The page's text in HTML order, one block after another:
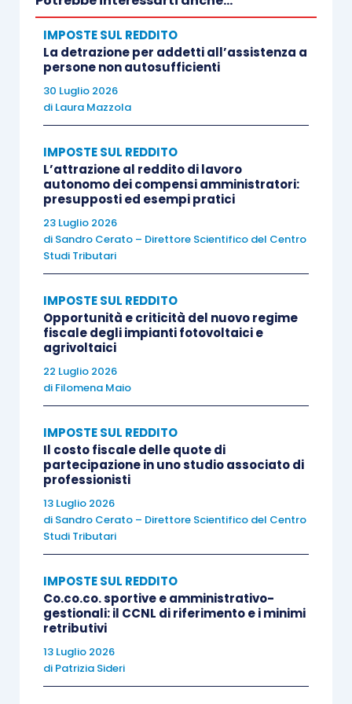
comproprietà,di un immobile residenziale in
Italiasuccessivamente al trasferimento ovvero
nei 12 mesi precedential trasferimento ovvero
nei 18 mesi successivi
dell’opzioneunitamente alla sussistenza del
requisito b)haalmeno tre figli minorenni o a
carico, può effettuare il suddettoversamento in
misura ridotta del 5 per cento dei redditi
lavoro dipendente o di lavoro autonomo prodotti
in Italia relativi al periodo precedente a quello di
esercizio dell’opzione.
Da segnalare che, mentre ai fini dell’esercizio
della
proroga quinquennale
almeno tre figliminorenni o a carico consente al
lavoratore diaccedere alla detassazione del 90
per centodei redditi, per effettuare il
versamentoin misura ridottadel 5 per cento
dei
redditi prodotti tale requisito deve essere
contestualeall’acquisto di un immobile sul
territorio nazionale,a causa della locuzione “e”
Ai fini dell’applicazione dei benefici di cui
dovrà essere effettuato
dell’anno successivo a quello di conclusione del
IMPOSTE SUL REDDITO
La detrazione per addetti all’assistenza a
persone non autosufficienti
30 Luglio 2026
di Laura Mazzola
IMPOSTE SUL REDDITO
L’attrazione al reddito di lavoro
autonomo dei compensi amministratori:
presupposti ed esempi pratici
23 Luglio 2026
di Sandro Cerato – Direttore Scientifico del Centro
Studi Tributari
IMPOSTE SUL REDDITO
Opportunità e criticità del nuovo regime
fiscale degli impianti fotovoltaici e
agrivoltaici
22 Luglio 2026
di Filomena Maio
IMPOSTE SUL REDDITO
Il costo fiscale delle quote di
partecipazione in uno studio associato di
professionisti
13 Luglio 2026
di Sandro Cerato – Direttore Scientifico del Centro
Studi Tributari
IMPOSTE SUL REDDITO
Co.co.co. sportive e amministrativo-
gestionali: il CCNL di riferimento e i minimi
retributivi
13 Luglio 2026
di Patrizia Sideri